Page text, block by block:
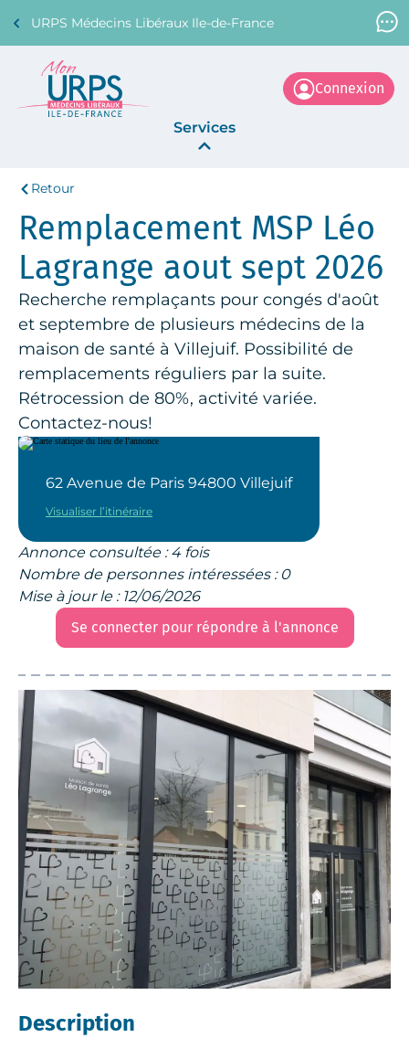
URPS Médecins Libéraux Ile-de-France
Support Médecin
01 45 45 45 45
Services
La Centrale
Connexion
Retour
Remplacement MSP Léo
Lagrange aout sept 2026
Recherche remplaçants pour congés d'août
et septembre de plusieurs médecins de la
maison de santé à Villejuif. Possibilité de
remplacements réguliers par la suite.
Rétrocession de 80%, activité variée.
Contactez-nous!
62 Avenue de Paris 94800 Villejuif
Visualiser l’itinéraire
Annonce consultée : 4 fois
Nombre de personnes intéressées : 0
Mise à jour le : 12/06/2026
Se connecter pour répondre à l'annonce
Description